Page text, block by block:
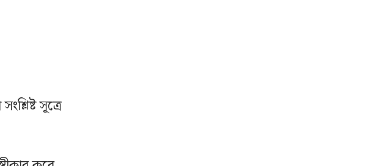
সূত্রে